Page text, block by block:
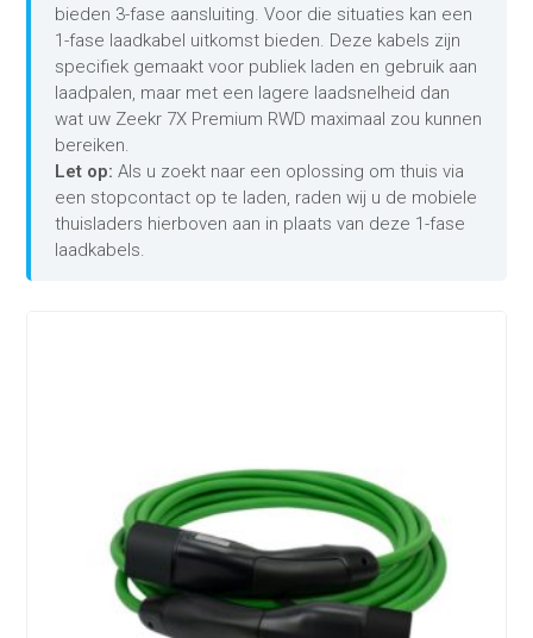
bieden 3-fase aansluiting. Voor die situaties kan een
1-fase laadkabel uitkomst bieden. Deze kabels zijn
specifiek gemaakt voor publiek laden en gebruik aan
laadpalen, maar met een lagere laadsnelheid dan
wat uw Zeekr 7X Premium RWD maximaal zou kunnen
bereiken.
Let op: Als u zoekt naar een oplossing om thuis via
een stopcontact op te laden, raden wij u de mobiele
thuisladers hierboven aan in plaats van deze 1-fase
laadkabels.